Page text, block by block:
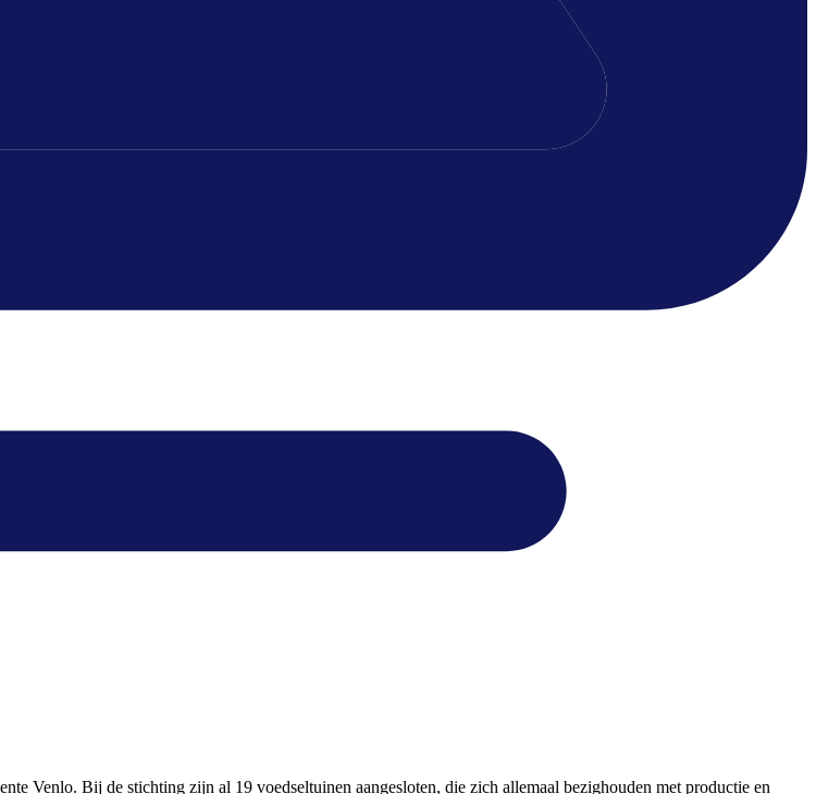
Venlo. Bij de stichting zijn al 19 voedseltuinen aangesloten, die zich allemaal bezighouden met productie en